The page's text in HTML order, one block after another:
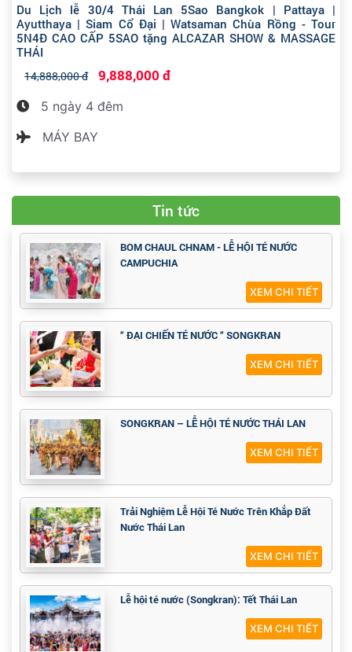
Du Lịch lễ 30/4 Thái Lan 5Sao Bangkok | Pattaya |
Ayutthaya | Siam Cổ Đại | Watsaman Chùa Rồng - Tour
5N4Đ CAO CẤP 5SAO tặng ALCAZAR SHOW & MASSAGE
THÁI
14,888,000 đ 9,888,000 đ
5 ngày 4 đêm
MÁY BAY
Tin tức
BOM CHAUL CHNAM - LỄ HỘI TÉ NƯỚC
CAMPUCHIA
XEM CHI TIẾT
“ ĐẠI CHIẾN TÉ NƯỚC “ SONGKRAN
XEM CHI TIẾT
SONGKRAN – LỄ HỘI TÉ NƯỚC THÁI LAN
XEM CHI TIẾT
Trải Nghiệm Lễ Hội Té Nước Trên Khắp Đất
Nước Thái Lan
XEM CHI TIẾT
Lễ hội té nước (Songkran): Tết Thái Lan
XEM CHI TIẾT